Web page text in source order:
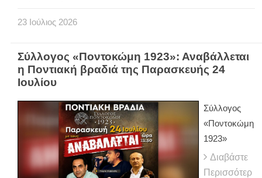
23 Ιούλιος 2026
Σύλλογος «Ποντοκώμη 1923»: Αναβάλλεται
η Ποντιακή βραδιά της Παρασκευής 24
Ιουλίου
Σύλλογος
«Ποντοκώμη
1923»
Διαβάστε
Περισσότερ